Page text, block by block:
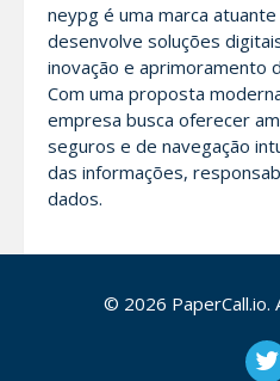
neypg é uma marca
desenvolve soluções
inovação e aprimoramento
Com uma proposta
empresa busca oferecer
seguros e de navegação
das informações,
dados.
A equipe da neypg trabalha
funcionalidades e
do mercado digital. A
boas práticas tecnológicas
© 2026 PaperCall.io.